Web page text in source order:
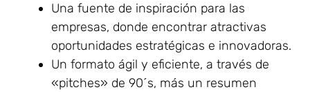
Una fuente de inspiración para las
empresas, donde encontrar atractivas
oportunidades estratégicas e innovadoras.
Un formato ágil y eficiente, a través de
«pitches» de 90´s, más un resumen